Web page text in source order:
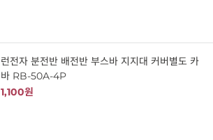
런전자 분전반 배전반 부스바 지지대 커버별도 카
바 RB-50A-4P
1,100원